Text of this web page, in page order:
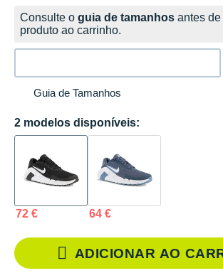
Consulte o guia de tamanhos antes
produto ao carrinho.
Guia de Tamanhos
2 modelos disponíveis:
72 € 64 €
ADICIONAR AO